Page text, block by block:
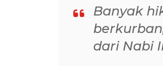
Banyak
dari Nabi